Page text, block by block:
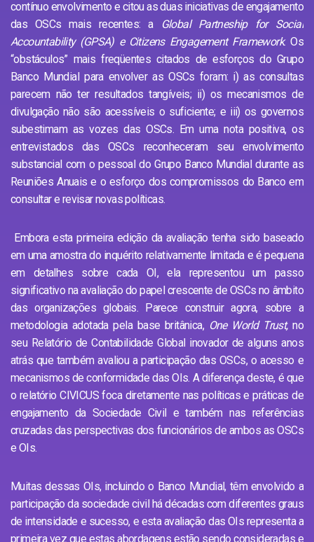
contínuo envolvimento e citou as duas iniciativas de engajamento
das OSCs mais recentes: a
Global Partneship for Social
Accountability (GPSA) e Citizens Engagement Framework. Os
“obstáculos” mais freqüentes citados de esforços do Grupo
Banco Mundial para envolver as OSCs foram: i) as consultas
parecem não ter resultados tangíveis; ii) os mecanismos de
divulgação não são acessíveis o suficiente; e iii) os governos
subestimam as vozes das OSCs. Em uma nota positiva, os
entrevistados das OSCs reconheceram seu envolvimento
substancial com o pessoal do Grupo Banco Mundial durante as
Reuniões Anuais e o esforço dos compromissos do Banco em
consultar e revisar novas políticas.
Embora esta primeira edição da avaliação tenha sido baseado
em uma amostra do inquérito relativamente limitada e é pequena
em detalhes sobre cada OI, ela representou um passo
significativo na avaliação do papel crescente de OSCs no âmbito
das organizações globais. Parece construir agora, sobre a
metodologia adotada pela base britânica, One World Trust,no
seu Relatório de Contabilidade Global inovador de alguns anos
atrás que também avaliou a participação das OSCs, o acesso e
mecanismos de conformidade das OIs. A diferença deste, é que
o relatório CIVICUS foca diretamente nas políticas e práticas de
engajamento da Sociedade Civil e também nas referências
cruzadas das perspectivas dos funcionários de ambos as OSCs
e OIs.
Muitas dessas OIs, incluindo o Banco Mundial, têm envolvido a
participação da sociedade civil há décadas com diferentes graus
de intensidade e sucesso, e esta avaliação das OIs representa a
primeira vez que estas abordagens estão sendo consideradas e